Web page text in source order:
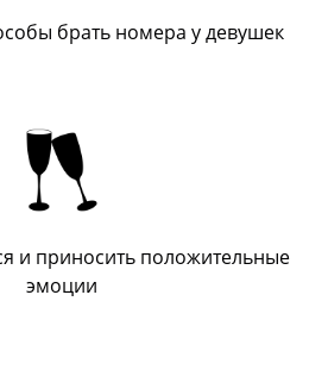
брать номера у девушек
и приносить положительные
эмоции